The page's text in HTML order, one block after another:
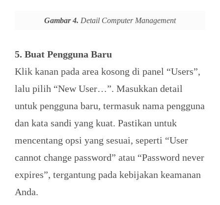
Gambar 4. Detail Computer Management
5. Buat Pengguna Baru
Klik kanan pada area kosong di panel “Users”,
lalu pilih “New User…”. Masukkan detail
untuk pengguna baru, termasuk nama pengguna
dan kata sandi yang kuat. Pastikan untuk
mencentang opsi yang sesuai, seperti “User
cannot change password” atau “Password never
expires”, tergantung pada kebijakan keamanan
Anda.